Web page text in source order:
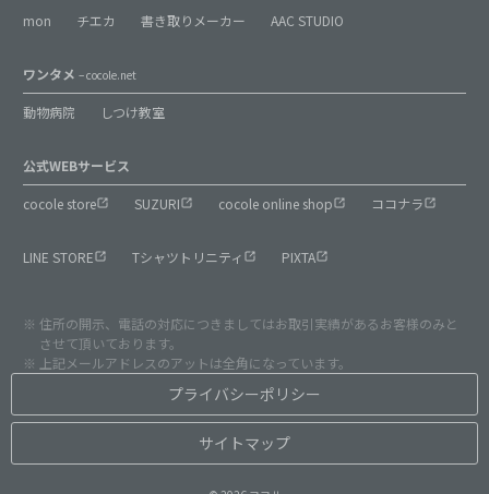
mon チエカ 書き取りメーカー AAC STUDIO
ワンタメ – cocole.net
動物病院 しつけ教室
公式WEBサービス
cocole store SUZURI cocole online shop ココナラ
LINE STORE Tシャツトリニティ PIXTA
住所の開示、電話の対応につきましてはお取引実績があるお客様のみと
させて頂いております。
上記メールアドレスのアットは全角になっています。
プライバシーポリシー
サイトマップ